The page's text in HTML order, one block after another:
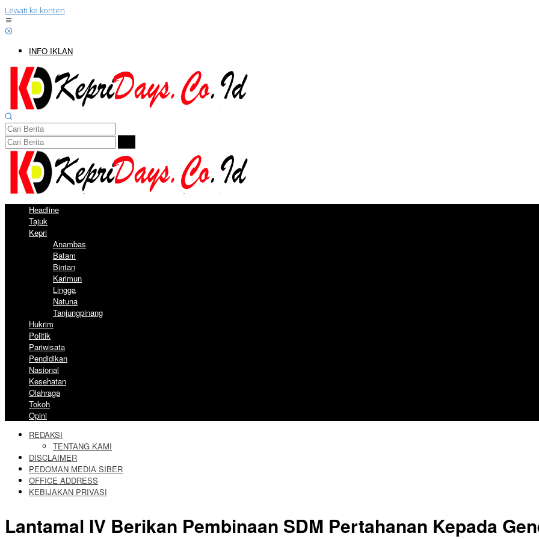
Lewati ke konten
INFO IKLAN
Headline
Tajuk
Kepri
Anambas
Batam
Bintan
Karimun
Lingga
Natuna
Tanjungpinang
Hukrim
Politik
Pariwisata
Pendidikan
Nasional
Kesehatan
Olahraga
Tokoh
Opini
REDAKSI
TENTANG KAMI
DISCLAIMER
PEDOMAN MEDIA SIBER
OFFICE ADDRESS
KEBIJAKAN PRIVASI
Lantamal IV Berikan Pembinaan SDM Pertahanan Kepada